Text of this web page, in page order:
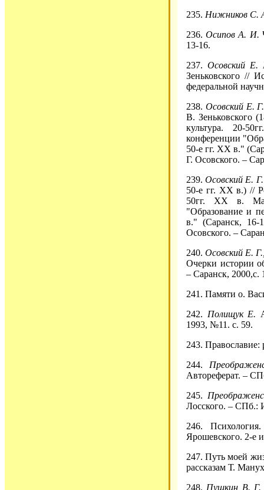
235. Нижников С.
236.Осипов А. И.
13-16.
237. Осовский
Зеньковского //
федеральной
238. Осовский Е.
В. Зеньковского
культура. 20-
конференции
50-е гг. ХХ в."
Г. Осовского. –
239.Осовский Е.
50-е гг. ХХ в.) //
50гг. ХХ в.
"Образование и
в." (Саранск,
Осовского. –
240. Осовский Е.
Очерки истории
– Саранск, 2000,с.
241. Памяти о.
242. Полищук Е.
1993, №11. с. 59.
243.
244.
Автореферат. –
245.
Лосского. – СПб.:
246.
Ярошевского. 2-е
247. Путь моей
рассказам Т.
248. Пушкин В.